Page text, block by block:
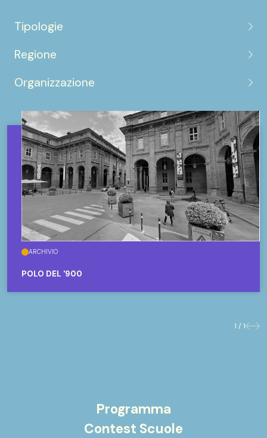
Tipologie
Regione
Organizzazione
ARCHIVIO
POLO DEL '900
1 / 1
Programma
Contest Scuole